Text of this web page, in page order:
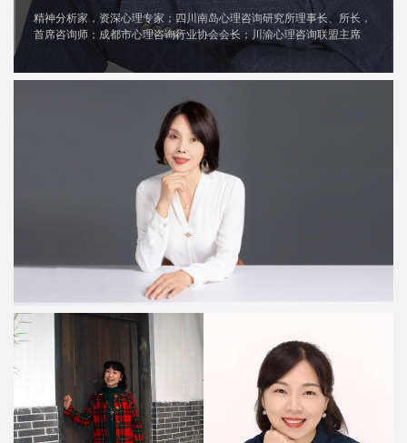
精神分析家，资深心理专家；四川南岛心理咨询研究所理事长、所长，
首席咨询师；成都市心理咨询行业协会会长；川渝心理咨询联盟主席